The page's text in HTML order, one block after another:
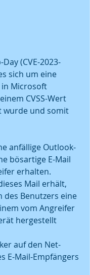
(CVE-2023-
sich um eine
in Microsoft
CVSS-Wert
wurde und somit
anfällige Outlook-
bösartige E-Mail
erhalten.
Mail erhält,
des Benutzers eine
vom Angreifer
hergestellt
auf den Net-
E-Mail-Empfängers